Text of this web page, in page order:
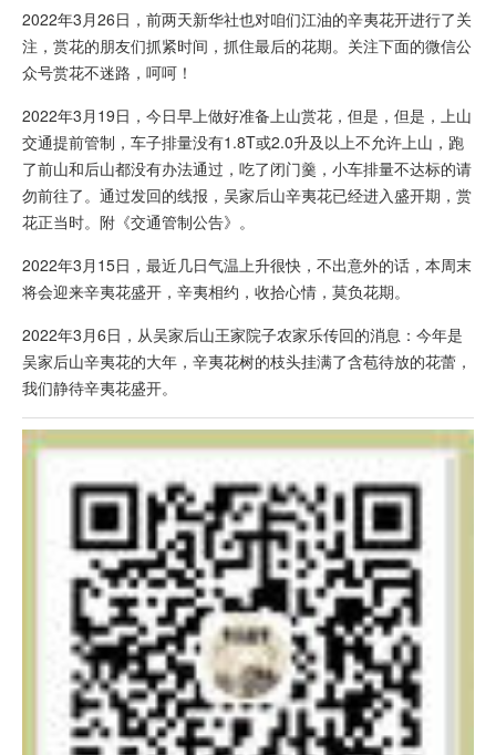
2022年3月26日，前两天新华社也对咱们江油的辛夷花开进行了关
注，赏花的朋友们抓紧时间，抓住最后的花期。关注下面的微信公
众号赏花不迷路，呵呵！
2022年3月19日，今日早上做好准备上山赏花，但是，但是，上山
交通提前管制，车子排量没有1.8T或2.0升及以上不允许上山，跑
了前山和后山都没有办法通过，吃了闭门羹，小车排量不达标的请
勿前往了。通过发回的线报，吴家后山辛夷花已经进入盛开期，赏
花正当时。附《交通管制公告》。
2022年3月15日，最近几日气温上升很快，不出意外的话，本周末
将会迎来辛夷花盛开，辛夷相约，收拾心情，莫负花期。
2022年3月6日，从吴家后山王家院子农家乐传回的消息：今年是
吴家后山辛夷花的大年，辛夷花树的枝头挂满了含苞待放的花蕾，
我们静待辛夷花盛开。